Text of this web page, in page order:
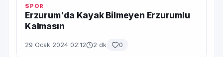
SPOR
Erzurum'da Kayak Bilmeyen Erzurumlu
Kalmasın
29 Ocak 2024 02:12 2 dk 0